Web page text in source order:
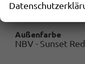
Außenfarbe
NBV - Sunset Red